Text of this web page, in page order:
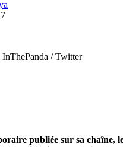
/ Twitter
publiée sur sa chaîne,